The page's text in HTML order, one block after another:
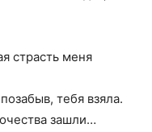
страсть меня
тебя взяла.
зашли…